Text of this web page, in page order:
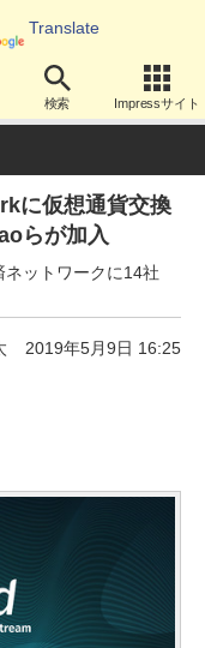
Translate
検索 Impressサイト
に仮想通貨交換
らが加入
ットワークに14社
2019年5月9日 16:25